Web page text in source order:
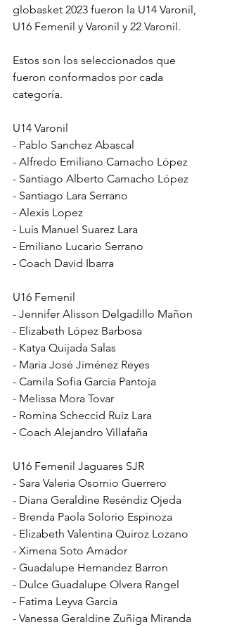
globasket 2023 fueron la U14 Varonil,
U16 Femenil y Varonil y 22 Varonil.
Estos son los seleccionados que
fueron conformados por cada
categoría.
U14 Varonil
- Pablo Sanchez Abascal
- Alfredo Emiliano Camacho López
- Santiago Alberto Camacho López
- Santiago Lara Serrano
- Alexis Lopez
- Luis Manuel Suarez Lara
- Emiliano Lucario Serrano
- Coach David Ibarra
U16 Femenil
- Jennifer Alisson Delgadillo Mañon
- Elizabeth López Barbosa
- Katya Quijada Salas
- Maria José Jiménez Reyes
- Camila Sofia Garcia Pantoja
- Melissa Mora Tovar
- Romina Scheccid Ruiz Lara
- Coach Alejandro Villafaña
U16 Femenil Jaguares SJR
- Sara Valeria Osornio Guerrero
- Diana Geraldine Reséndiz Ojeda
- Brenda Paola Solorio Espinoza
- Elizabeth Valentina Quiroz Lozano
- Ximena Soto Amador
- Guadalupe Hernandez Barron
- Dulce Guadalupe Olvera Rangel
- Fatima Leyva Garcia
- Vanessa Geraldine Zuñiga Miranda